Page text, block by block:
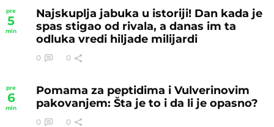
pre
5
min
Najskuplja jabuka u istoriji! Dan kada je
spas stigao od rivala, a danas im ta
odluka vredi hiljade milijardi
0 0
pre
6
min
Pomama za peptidima i Vulverinovim
pakovanjem: Šta je to i da li je opasno?
0 0